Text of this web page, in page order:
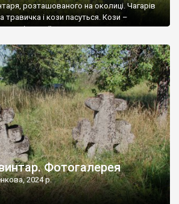
розташованого на околиці. Чагарів
травичка і кози пасуться. Кози –
шкідливої, для старих кладовищ,
обгризають, бо то улюблений
у Голубечому ціла колекція
хрестів. Село відносно невелике, […]
Фотогалерея
2024 р.